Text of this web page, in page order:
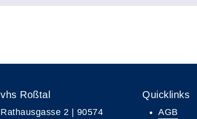
vhs Roßtal
Rathausgasse 2 | 90574
Quicklinks
AGB